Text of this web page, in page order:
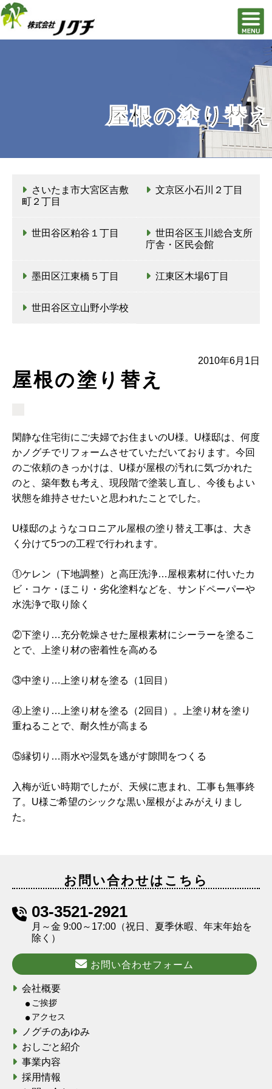
屋根の塗り替え
さいたま市大宮区吉敷
町２丁目
文京区小石川２丁目
世田谷区粕谷１丁目
世田谷区玉川総合支所
庁舎・区民会館
墨田区江東橋５丁目 江東区木場6丁目
世田谷区立山野小学校
2010年6月1日
屋根の塗り替え
閑静な住宅街にご夫婦でお住まいのU様。U様邸は、何度
かノグチでリフォームさせていただいております。今回
のご依頼のきっかけは、U様が屋根の汚れに気づかれた
のと、築年数も考え、現段階で塗装し直し、今後もよい
状態を維持させたいと思われたことでした。
U様邸のようなコロニアル屋根の塗り替え工事は、大き
く分けて5つの工程で行われます。
①ケレン（下地調整）と高圧洗浄…屋根素材に付いたカ
ビ・コケ・ほこり・劣化塗料などを、サンドペーパーや
水洗浄で取り除く
②下塗り…充分乾燥させた屋根素材にシーラーを塗るこ
とで、上塗り材の密着性を高める
③中塗り…上塗り材を塗る（1回目）
④上塗り…上塗り材を塗る（2回目）。上塗り材を塗り
重ねることで、耐久性が高まる
⑤縁切り…雨水や湿気を逃がす隙間をつくる
入梅が近い時期でしたが、天候に恵まれ、工事も無事終
了。U様ご希望のシックな黒い屋根がよみがえりまし
た。
お問い合わせはこちら
03-3521-2921
月～金 9:00～17:00（祝日、夏季休暇、年末年始を
除く）
お問い合わせフォーム
会社概要
ご挨拶
アクセス
ノグチのあゆみ
おしごと紹介
事業内容
採用情報